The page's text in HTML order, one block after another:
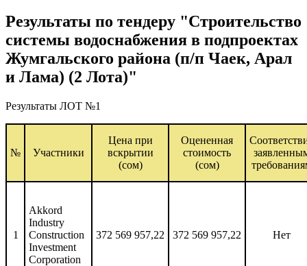
Результаты по тендеру "Строительство
системы водоснабжения в подпроектах
Жумгальского района (п/п Чаек, Арал
и Лама) (2 Лота)"
Результаты ЛОТ №1
№ Участники
Цена при
вскрытии
(сом)
Оцененная
стоимость
(сом)
1
Akkord
Industry
Construction
Investment
Corporation
372 569 957,22 372 569 957,22 Нет